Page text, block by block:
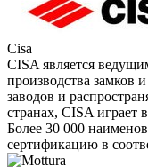
Cisa
CISA является
производства замков
заводов и
странах, CISA
Более 30 000
сертификацию в